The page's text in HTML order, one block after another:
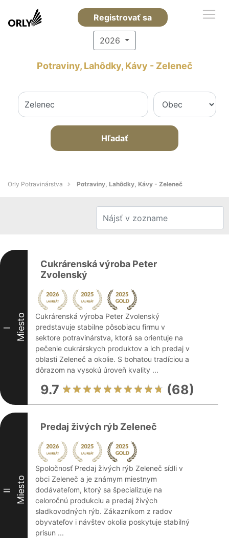
Registrovať sa
2026
Potraviny, Lahôdky, Kávy - Zeleneč
Hľadať
Orly Potravinárstva Potraviny, Lahôdky, Kávy - Zeleneč
I Miesto
Cukrárenská výroba Peter
Zvolenský
Cukrárenská výroba Peter Zvolenský
predstavuje stabilne pôsobiacu firmu v
sektore potravinárstva, ktorá sa orientuje na
pečenie cukrárskych produktov a ich predaj v
oblasti Zeleneč a okolie. S bohatou tradíciou a
dôrazom na vysokú úroveň kvality ...
9.7 (68)
II Miesto
Predaj živých rýb Zeleneč
Spoločnosť Predaj živých rýb Zeleneč sídli v
obci Zeleneč a je známym miestnym
dodávateľom, ktorý sa špecializuje na
celoročnú produkciu a predaj živých
sladkovodných rýb. Zákazníkom z radov
obyvateľov i návštev okolia poskytuje stabilný
prísun ...